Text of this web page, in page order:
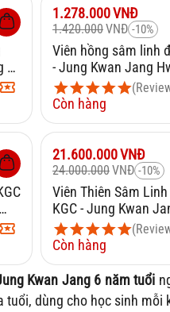
x
Giảm 10%
1.278.000VNĐ
1.420.000VNĐ -10%
Viên hồng sâm linh
- Jung Kwan Jang
Jin Dan 4g x 3 viên
Còn hàng
Giảm 10%
21.600.000VNĐ
24.000.000VNĐ -10%
Viên Thiên Sâm
KGC - Jung Kwan
Hwang Jin Đan 4g x
Còn hàng
Kwan Jang 6 năm tuổi
dùng cho học sinh mỗi